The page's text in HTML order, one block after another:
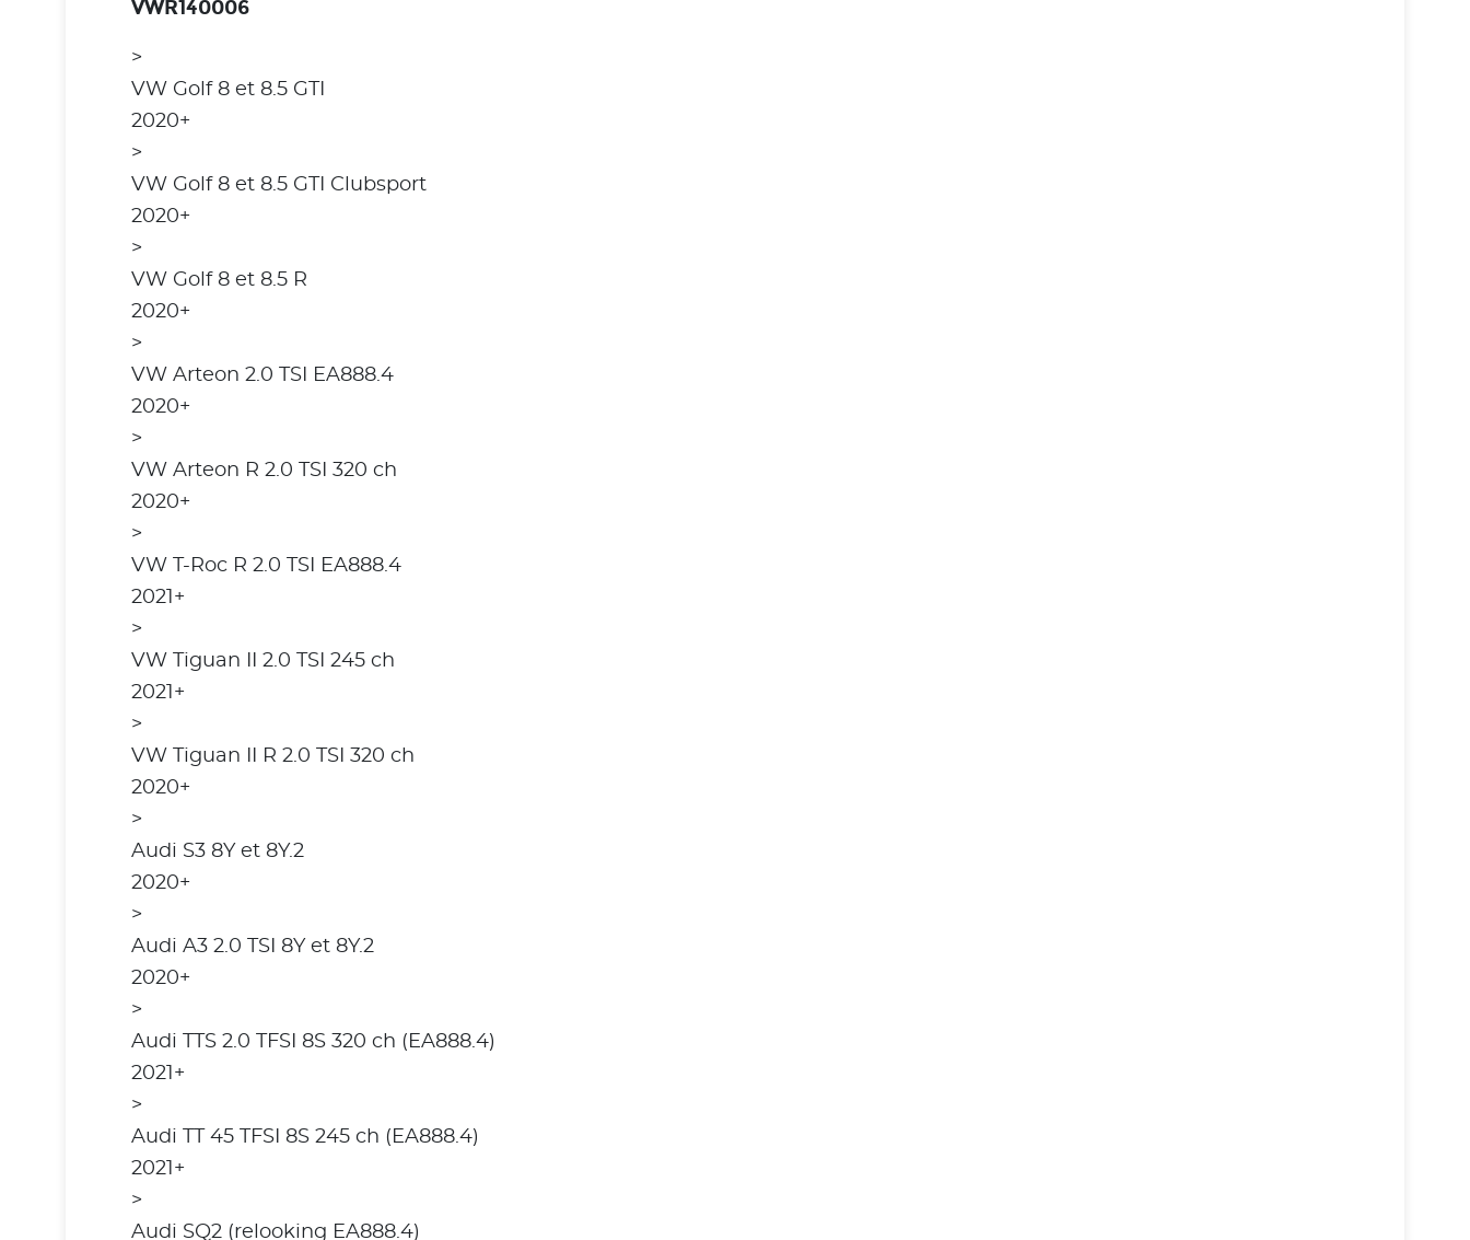
VWR140006
>
VW Golf 8 et 8.5 GTI
2020+
>
VW Golf 8 et 8.5 GTI Clubsport
2020+
>
VW Golf 8 et 8.5 R
2020+
>
VW Arteon 2.0 TSI EA888.4
2020+
>
VW Arteon R 2.0 TSI 320 ch
2020+
>
VW T-Roc R 2.0 TSI EA888.4
2021+
>
VW Tiguan II 2.0 TSI 245 ch
2021+
>
VW Tiguan II R 2.0 TSI 320 ch
2020+
>
Audi S3 8Y et 8Y.2
2020+
>
Audi A3 2.0 TSI 8Y et 8Y.2
2020+
>
Audi TTS 2.0 TFSI 8S 320 ch (EA888.4)
2021+
>
Audi TT 45 TFSI 8S 245 ch (EA888.4)
2021+
>
Audi SQ2 (relooking EA888.4)